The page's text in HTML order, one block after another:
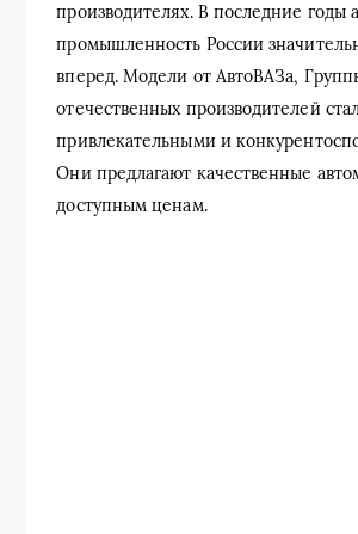
производителях. В последние годы
промышленность России
вперед. Модели от АвтоВАЗа,
отечественных производителей
привлекательными и
Они предлагают качественные
доступным ценам.